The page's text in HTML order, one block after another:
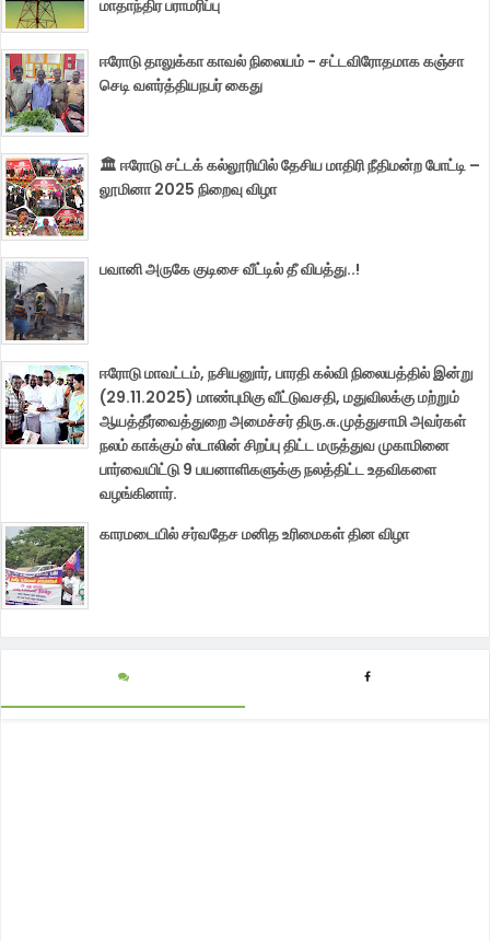
மாதாந்திர பராமரிப்பு
ஈரோடு தாலுக்கா காவல் நிலையம் - சட்டவிரோதமாக கஞ்சா
செடி வளர்த்தியநபர் கைது
🏛️ ஈரோடு சட்டக் கல்லூரியில் தேசிய மாதிரி நீதிமன்ற போட்டி –
லூமினா 2025 நிறைவு விழா
பவானி அருகே குடிசை வீட்டில் தீ விபத்து..!
ஈரோடு மாவட்டம், நசியனுார், பாரதி கல்வி நிலையத்தில் இன்று
(29.11.2025) மாண்புமிகு வீட்டுவசதி, மதுவிலக்கு மற்றும்
ஆயத்தீர்வைத்துறை அமைச்சர் திரு.சு.முத்துசாமி அவர்கள்
நலம் காக்கும் ஸ்டாலின் சிறப்பு திட்ட மருத்துவ முகாமினை
பார்வையிட்டு 9 பயனாளிகளுக்கு நலத்திட்ட உதவிகளை
வழங்கினார்.
காரமடையில் சர்வதேச மனித உரிமைகள் தின விழா